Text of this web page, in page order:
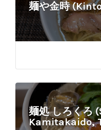
麺や金時
麺処 しろくろ
Kamitakaido,